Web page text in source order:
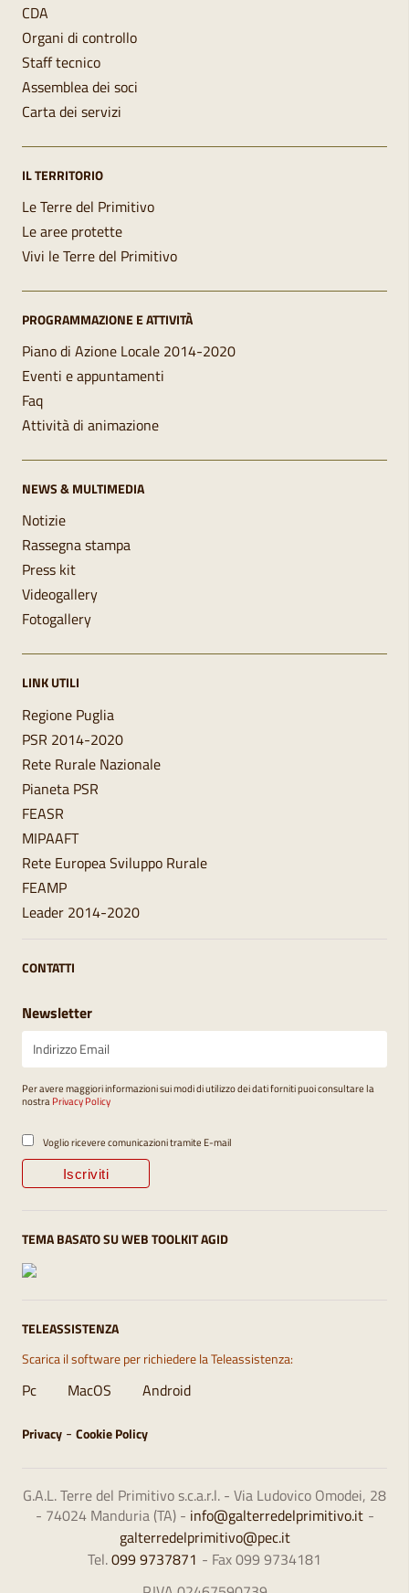
CDA
Organi di controllo
Staff tecnico
Assemblea dei soci
Carta dei servizi
IL TERRITORIO
Le Terre del Primitivo
Le aree protette
Vivi le Terre del Primitivo
PROGRAMMAZIONE E ATTIVITÀ
Piano di Azione Locale 2014-2020
Eventi e appuntamenti
Faq
Attività di animazione
NEWS & MULTIMEDIA
Notizie
Rassegna stampa
Press kit
Videogallery
Fotogallery
LINK UTILI
Regione Puglia
PSR 2014-2020
Rete Rurale Nazionale
Pianeta PSR
FEASR
MIPAAFT
Rete Europea Sviluppo Rurale
FEAMP
Leader 2014-2020
CONTATTI
Newsletter
Per avere maggiori informazioni sui modi di utilizzo dei dati forniti puoi consultare la
nostraPrivacy Policy
Voglio ricevere comunicazioni tramite E-mail
TEMA BASATO SU WEB TOOLKIT AGID
TELEASSISTENZA
Scarica il software per richiedere la Teleassistenza:
Pc MacOS Android
Privacy - Cookie Policy
G.A.L. Terre del Primitivo s.c.a.r.l. - Via Ludovico Omodei, 28
- 74024 Manduria (TA) - info@galterredelprimitivo.it -
galterredelprimitivo@pec.it
Tel.099 9737871 - Fax 099 9734181